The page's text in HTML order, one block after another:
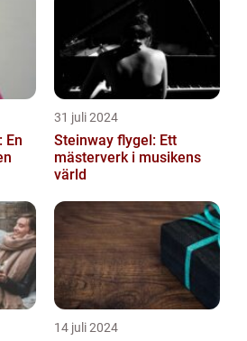
En
31 juli 2024
Steinway flygel: Ett
mästerverk i musikens
värld
14 juli 2024